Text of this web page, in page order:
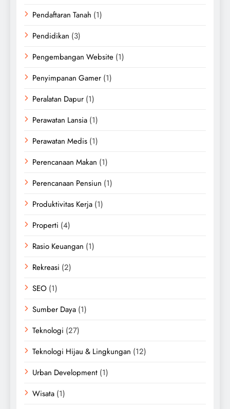
Pendaftaran Tanah (1)
Pendidikan (3)
Pengembangan Website (1)
Penyimpanan Gamer (1)
Peralatan Dapur (1)
Perawatan Lansia (1)
Perawatan Medis (1)
Perencanaan Makan (1)
Perencanaan Pensiun (1)
Produktivitas Kerja (1)
Properti (4)
Rasio Keuangan (1)
Rekreasi (2)
SEO (1)
Sumber Daya (1)
Teknologi (27)
Teknologi Hijau & Lingkungan (12)
Urban Development (1)
Wisata (1)